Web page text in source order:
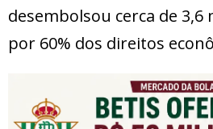
desembolsou cerca de 3,6
por 60% dos direitos